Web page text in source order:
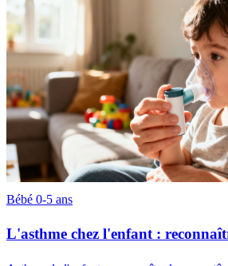
Bébé 0-5 ans
L'asthme chez l'enfant :